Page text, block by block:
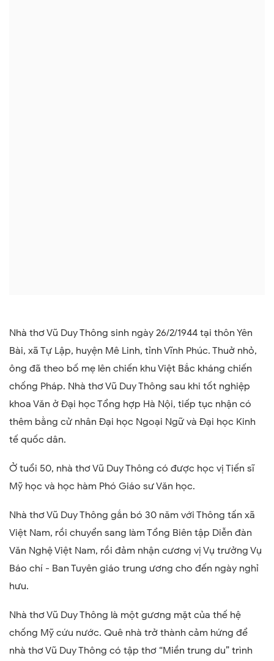
Nhà thơ Vũ Duy Thông sinh ngày 26/2/1944 tại thôn Yên
Bài, xã Tự Lập, huyện Mê Linh, tỉnh Vĩnh Phúc. Thuở nhỏ,
ông đã theo bố mẹ lên chiến khu Việt Bắc kháng chiến
chống Pháp. Nhà thơ Vũ Duy Thông sau khi tốt nghiệp
khoa Văn ở Đại học Tổng hợp Hà Nội, tiếp tục nhận có
thêm bằng cử nhân Đại học Ngoại Ngữ và Đại học Kinh
tế quốc dân.
Ở tuổi 50, nhà thơ Vũ Duy Thông có được học vị Tiến sĩ
Mỹ học và học hàm Phó Giáo sư Văn học.
Nhà thơ Vũ Duy Thông gắn bó 30 năm với Thông tấn xã
Việt Nam, rồi chuyển sang làm Tổng Biên tập Diễn đàn
Văn Nghệ Việt Nam, rồi đảm nhận cương vị Vụ trưởng Vụ
Báo chí - Ban Tuyên giáo trung ương cho đến ngày nghỉ
hưu.
Nhà thơ Vũ Duy Thông là một gương mặt của thế hệ
chống Mỹ cứu nước. Quê nhà trở thành cảm hứng để
nhà thơ Vũ Duy Thông có tập thơ “Miền trung du” trình